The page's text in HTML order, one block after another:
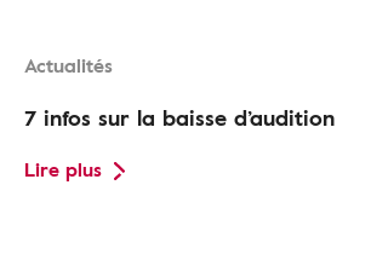
Actualités
7 infos sur la baisse d’audition
Lire plus